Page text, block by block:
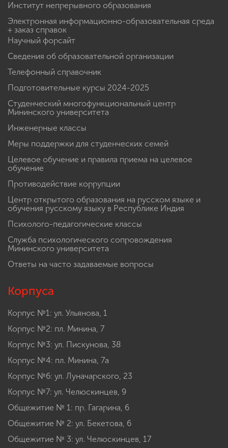
Институт непрерывного образования
Электронная информационно-образовательная среда
+ заказ справок
Научный форсайт
Сведения об образовательной организации
Телефонный справочник
Подготовительные курсы 2024-2025
Студенческий многофункциональный центр
Мининского университета
Инженерные классы
Меры поддержки для студенческих семей
Целевое обучение и правила приема на целевое
обучение
Противодействие коррупции
Центр открытого образования на русском языке и
обучения русскому языку в Республике Индия
Психолого-педагогические классы
Служба психологического сопровождения
Мининского университета
Ответы на часто задаваемые вопросы
Корпуса
Корпус №1: ул. Ульянова, 1
Корпус №2: пл. Минина, 7
Корпус №3: ул. Пискунова, 38
Корпус №4: пл. Минина, 7а
Корпус №6: ул. Луначарского, 23
Корпус №7: ул. Челюскинцев, 9
Общежитие № 1: пр. Гагарина, 6
Общежитие № 2: ул. Бекетова, 6
Общежитие № 3: ул. Челюскинцев, 17